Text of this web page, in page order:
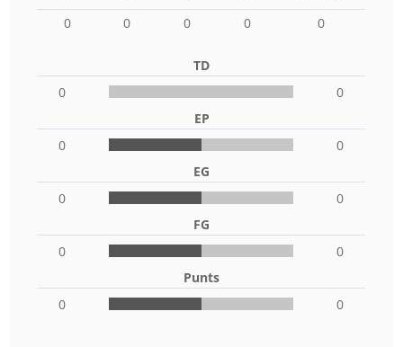
0
0 0 0 0
TD
0
0
EP
0
0
EG
0
0
FG
0
0
Punts
0
0